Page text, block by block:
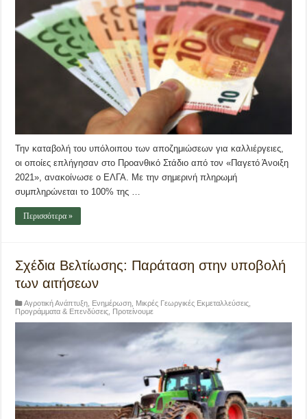
Την καταβολή του υπόλοιπου των αποζημιώσεων για καλλιέργειες,
οι οποίες επλήγησαν στο Προανθικό Στάδιο από τον «Παγετό Άνοιξη
2021», ανακοίνωσε ο ΕΛΓΑ. Με την σημερινή πληρωμή
συμπληρώνεται το 100% της …
Περισσότερα »
Σχέδια Βελτίωσης: Παράταση στην υποβολή
των αιτήσεων
Αγροτική Ανάπτυξη, Ενημέρωση, Μικρές Γεωργικές Εκμεταλλεύσεις,
Προγράμματα & Επενδύσεις, Προτείνουμε